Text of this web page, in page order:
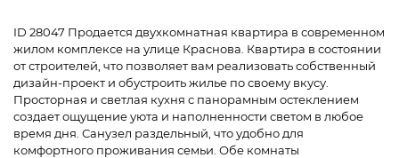
ID 28047 Продается двухкомнатная квартира в современном
жилом комплексе на улице Краснова. Квартира в состоянии
от строителей, что позволяет вам реализовать собственный
дизайн-проект и обустроить жилье по своему вкусу.
Просторная и светлая кухня с панорамным остеклением
создает ощущение уюта и наполненности светом в любое
время дня. Санузел раздельный, что удобно для
комфортного проживания семьи. Обе комнаты